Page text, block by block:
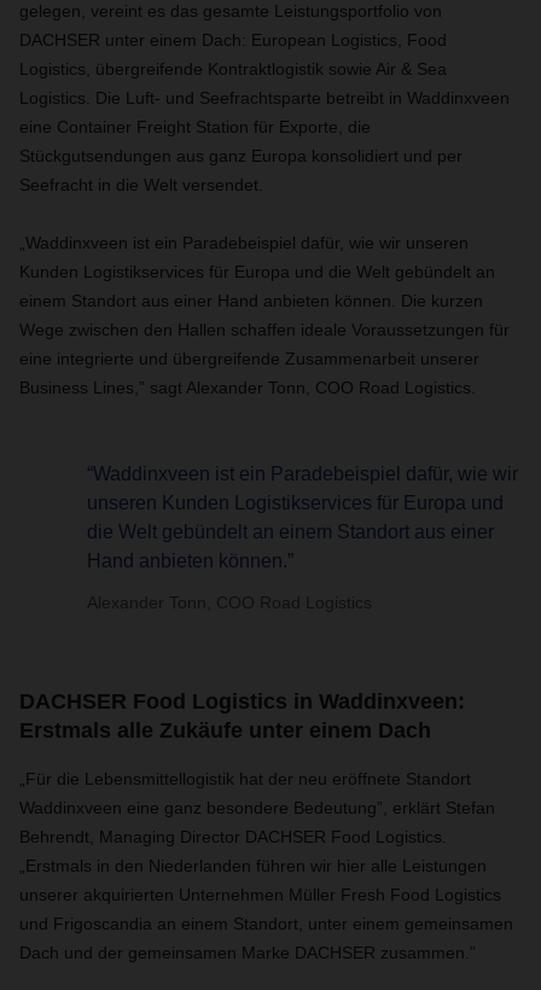
gelegen, vereint es das gesamte Leistungsportfolio von
DACHSER unter einem Dach: European Logistics, Food
Logistics, übergreifende Kontraktlogistik sowie Air & Sea
Logistics. Die Luft- und Seefrachtsparte betreibt in Waddinxveen
eine Container Freight Station für Exporte, die
Stückgutsendungen aus ganz Europa konsolidiert und per
Seefracht in die Welt versendet.
„Waddinxveen ist ein Paradebeispiel dafür, wie wir unseren
Kunden Logistikservices für Europa und die Welt gebündelt an
einem Standort aus einer Hand anbieten können. Die kurzen
Wege zwischen den Hallen schaffen ideale Voraussetzungen für
eine integrierte und übergreifende Zusammenarbeit unserer
Business Lines,” sagt Alexander Tonn, COO Road Logistics.
“Waddinxveen ist ein Paradebeispiel dafür, wie wir
unseren Kunden Logistikservices für Europa und
die Welt gebündelt an einem Standort aus einer
Hand anbieten können.”
Alexander Tonn, COO Road Logistics
DACHSER Food Logistics in Waddinxveen:
Erstmals alle Zukäufe unter einem Dach
„Für die Lebensmittellogistik hat der neu eröffnete Standort
Waddinxveen eine ganz besondere Bedeutung”, erklärt Stefan
Behrendt, Managing Director DACHSER Food Logistics.
„Erstmals in den Niederlanden führen wir hier alle Leistungen
unserer akquirierten Unternehmen Müller Fresh Food Logistics
und Frigoscandia an einem Standort, unter einem gemeinsamen
Dach und der gemeinsamen Marke DACHSER zusammen.”